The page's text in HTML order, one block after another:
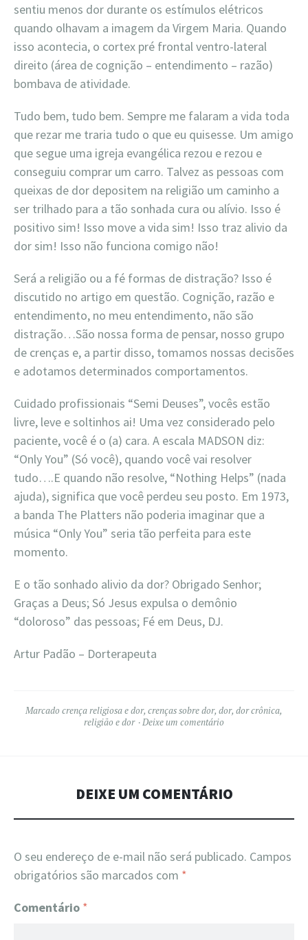
sentiu menos dor durante os estímulos elétricos
quando olhavam a imagem da Virgem Maria. Quando
isso acontecia, o cortex pré frontal ventro-lateral
direito (área de cognição – entendimento – razão)
bombava de atividade.
Tudo bem, tudo bem. Sempre me falaram a vida toda
que rezar me traria tudo o que eu quisesse. Um amigo
que segue uma igreja evangélica rezou e rezou e
conseguiu comprar um carro. Talvez as pessoas com
queixas de dor depositem na religião um caminho a
ser trilhado para a tão sonhada cura ou alívio. Isso é
positivo sim! Isso move a vida sim! Isso traz alivio da
dor sim! Isso não funciona comigo não!
Será a religião ou a fé formas de distração? Isso é
discutido no artigo em questão. Cognição, razão e
entendimento, no meu entendimento, não são
distração…São nossa forma de pensar, nosso grupo
de crenças e, a partir disso, tomamos nossas decisões
e adotamos determinados comportamentos.
Cuidado profissionais “Semi Deuses”, vocês estão
livre, leve e soltinhos ai! Uma vez considerado pelo
paciente, você é o (a) cara. A escala MADSON diz:
“Only You” (Só você), quando você vai resolver
tudo….E quando não resolve, “Nothing Helps” (nada
ajuda), significa que você perdeu seu posto. Em 1973,
a banda The Platters não poderia imaginar que a
música “Only You” seria tão perfeita para este
momento.
E o tão sonhado alivio da dor? Obrigado Senhor;
Graças a Deus; Só Jesus expulsa o demônio
“doloroso” das pessoas; Fé em Deus, DJ.
Artur Padão – Dorterapeuta
Marcado crença religiosa e dor, crenças sobre dor, dor, dor crônica,
religião e dor
Deixe um comentário
DEIXE UM COMENTÁRIO
O seu endereço de e-mail não será publicado. Campos
obrigatórios são marcados com *
Comentário *